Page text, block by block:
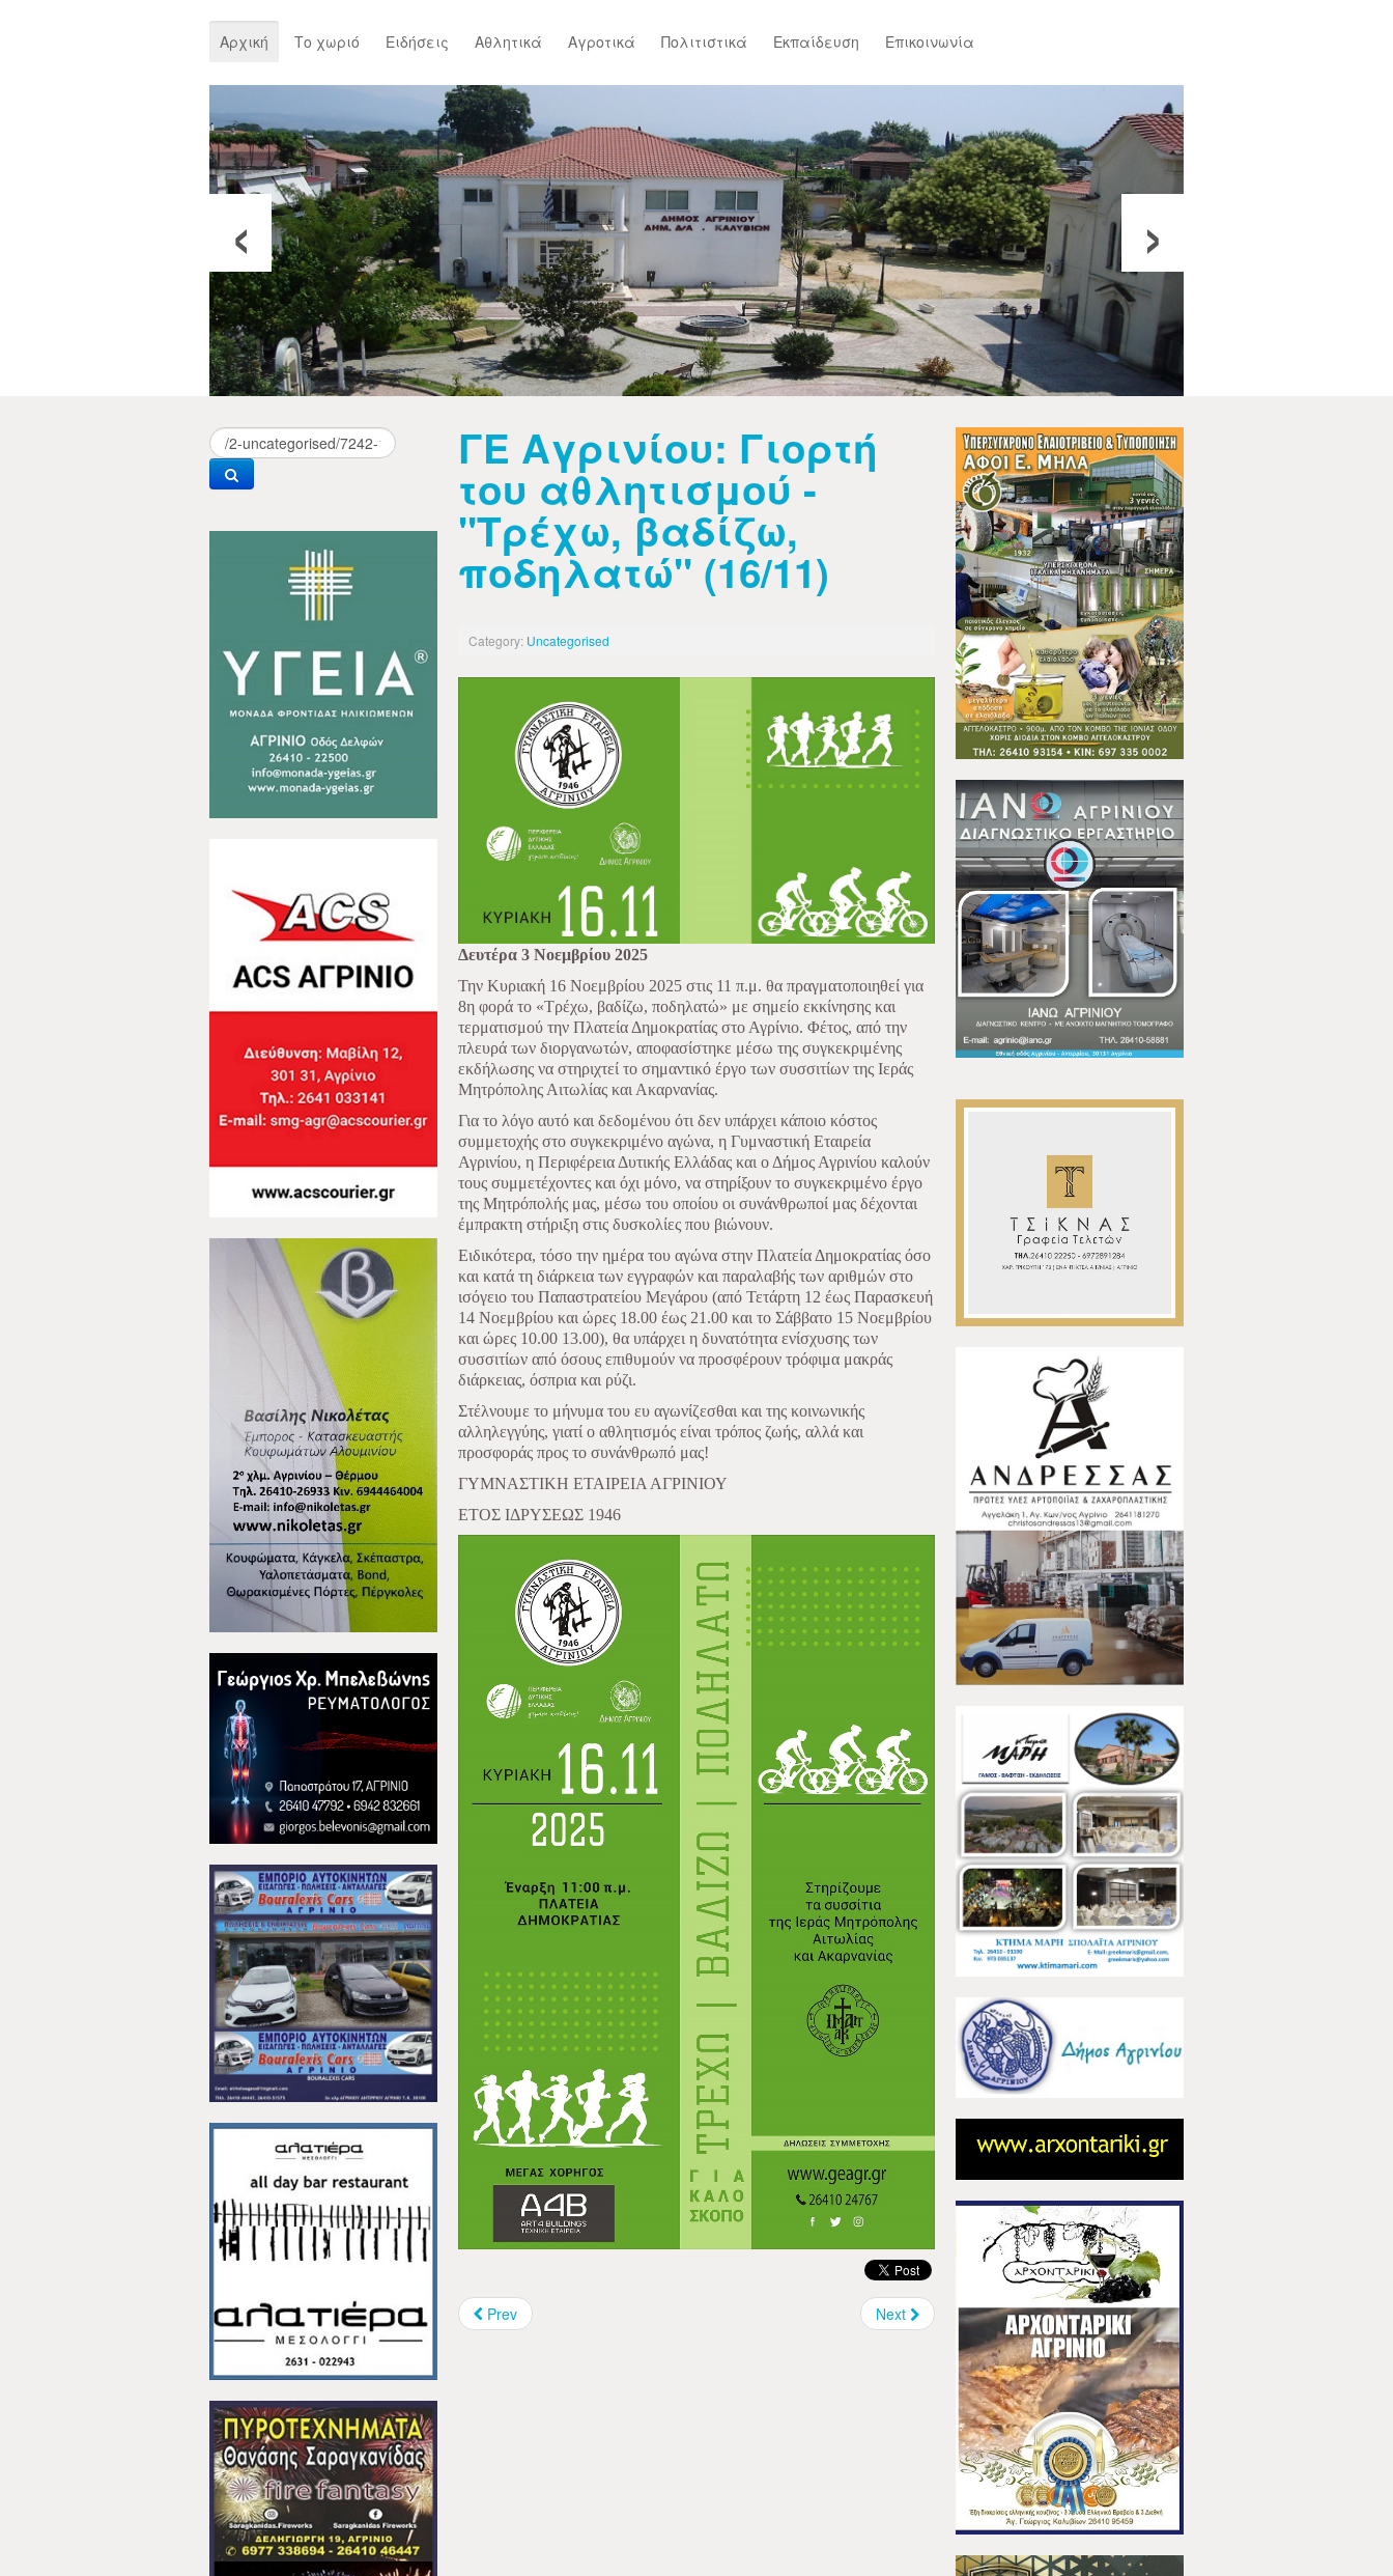
Αρχική Το χωριό Ειδήσεις Αθλητικά Αγροτικά Πολιτιστικά Εκπαίδευση Επικοινωνία
‹ ›
ΓΕ Αγρινίου: Γιορτή
του αθλητισμού -
"Τρέχω, βαδίζω,
ποδηλατώ" (16/11)
Category: Uncategorised
Δευτέρα 3 Νοεμβρίου 2025
Την Κυριακή 16 Νοεμβρίου 2025 στις 11 π.μ. θα πραγματοποιηθεί για
8η φορά το «Τρέχω, βαδίζω, ποδηλατώ» με σημείο εκκίνησης και
τερματισμού την Πλατεία Δημοκρατίας στο Αγρίνιο. Φέτος, από την
πλευρά των διοργανωτών, αποφασίστηκε μέσω της συγκεκριμένης
εκδήλωσης να στηριχτεί το σημαντικό έργο των συσσιτίων της Ιεράς
Μητρόπολης Αιτωλίας και Ακαρνανίας.
Για το λόγο αυτό και δεδομένου ότι δεν υπάρχει κάποιο κόστος
συμμετοχής στο συγκεκριμένο αγώνα, η Γυμναστική Εταιρεία
Αγρινίου, η Περιφέρεια Δυτικής Ελλάδας και ο Δήμος Αγρινίου καλούν
τους συμμετέχοντες και όχι μόνο, να στηρίξουν το συγκεκριμένο έργο
της Μητρόπολής μας, μέσω του οποίου οι συνάνθρωποί μας δέχονται
έμπρακτη στήριξη στις δυσκολίες που βιώνουν.
Ειδικότερα, τόσο την ημέρα του αγώνα στην Πλατεία Δημοκρατίας όσο
και κατά τη διάρκεια των εγγραφών και παραλαβής των αριθμών στο
ισόγειο του Παπαστρατείου Μεγάρου (από Τετάρτη 12 έως Παρασκευή
14 Νοεμβρίου και ώρες 18.00 έως 21.00 και το Σάββατο 15 Νοεμβρίου
και ώρες 10.00 13.00), θα υπάρχει η δυνατότητα ενίσχυσης των
συσσιτίων από όσους επιθυμούν να προσφέρουν τρόφιμα μακράς
διάρκειας, όσπρια και ρύζι.
Στέλνουμε το μήνυμα του ευ αγωνίζεσθαι και της κοινωνικής
αλληλεγγύης, γιατί ο αθλητισμός είναι τρόπος ζωής, αλλά και
προσφοράς προς το συνάνθρωπό μας!
ΓΥΜΝΑΣΤΙΚΗ ΕΤΑΙΡΕΙΑ ΑΓΡΙΝΙΟΥ
ΕΤΟΣ ΙΔΡΥΣΕΩΣ 1946
Prev Next